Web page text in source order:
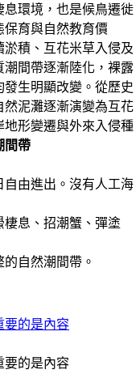
環境，也是候鳥遷徙
育與自然教育價
積、互花米草入侵及
間帶逐漸陸化，裸露
生明顯改變。從歷史
泥灘逐漸演變為互花
形變遷與外來入侵種
間帶
由進出。沒有人工海
棲息、招潮蟹、彈塗
自然潮間帶。
要的是內容
要的是內容